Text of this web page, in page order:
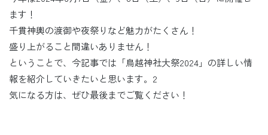
ます！
千貫神輿の渡御や夜祭りなど魅力がたくさん！
盛り上がること間違いありません！
ということで、今記事では「鳥越神社大祭2024」の詳しい情
報を紹介していきたいと思います。2
気になる方は、ぜひ最後までご覧ください！